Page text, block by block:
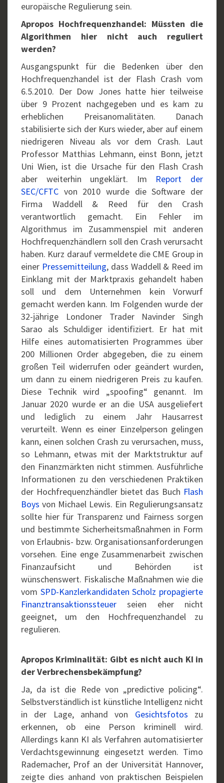
europäische Regulierung sein.
Apropos Hochfrequenzhandel: Müssten die
Algorithmen hier nicht auch reguliert
werden?
Ausgangspunkt für die Bedenken über den
Hochfrequenzhandel ist der Flash Crash vom
6.5.2010. Der Dow Jones hatte hier teilweise
über 9 Prozent nachgegeben und es kam zu
erheblichen Preisanomalitäten. Danach
stabilisierte sich der Kurs wieder, aber auf einem
niedrigeren Niveau als vor dem Crash. Laut
Professor Matthias Lehmann, einst Bonn, jetzt
Uni Wien, ist die Ursache für den Flash Crash
aber weiterhin ungeklärt. Im Report der
SEC/CFTC von 2010 wurde die Software der
Firma Waddell & Reed für den Crash
verantwortlich gemacht. Ein Fehler im
Algorithmus im Zusammenspiel mit anderen
Hochfrequenzhändlern soll den Crash verursacht
haben. Kurz darauf vermeldete die CME Group in
einer Pressemitteilung, dass Waddell & Reed im
Einklang mit der Marktpraxis gehandelt haben
soll und dem Unternehmen kein Vorwurf
gemacht werden kann. Im Folgenden wurde der
32-jährige Londoner Trader Navinder Singh
Sarao als Schuldiger identifiziert. Er hat mit
Hilfe eines automatisierten Programmes über
200 Millionen Order abgegeben, die zu einem
großen Teil widerrufen oder geändert wurden,
um dann zu einem niedrigeren Preis zu kaufen.
Diese Technik wird „spoofing“ genannt. Im
Januar 2020 wurde er an die USA ausgeliefert
und lediglich zu einem Jahr Hausarrest
verurteilt. Wenn es einer Einzelperson gelingen
kann, einen solchen Crash zu verursachen, muss,
so Lehmann, etwas mit der Marktstruktur auf
den Finanzmärkten nicht stimmen. Ausführliche
Informationen zu den verschiedenen Praktiken
der Hochfrequenzhändler bietet das Buch Flash
Boys von Michael Lewis. Ein Regulierungsansatz
sollte hier für Transparenz und Fairness sorgen
und bestimmte Sicherheitsmaßnahmen in Form
von Erlaubnis- bzw. Organisationsanforderungen
vorsehen. Eine enge Zusammenarbeit zwischen
Finanzaufsicht und Behörden ist
wünschenswert. Fiskalische Maßnahmen wie die
vom SPD-Kanzlerkandidaten Scholz propagierte
Finanztransaktionssteuer seien eher nicht
geeignet, um den Hochfrequenzhandel zu
regulieren.
Apropos Kriminalität: Gibt es nicht auch KI in
der Verbrechensbekämpfung?
Ja, da ist die Rede von „predictive policing“.
Selbstverständlich ist künstliche Intelligenz nicht
in der Lage, anhand von Gesichtsfotos zu
erkennen, ob eine Person kriminell wird.
Allerdings kann KI als Verfahren automatisierter
Verdachtsgewinnung eingesetzt werden. Timo
Rademacher, Prof an der Universität Hannover,
zeigte dies anhand von praktischen Beispielen